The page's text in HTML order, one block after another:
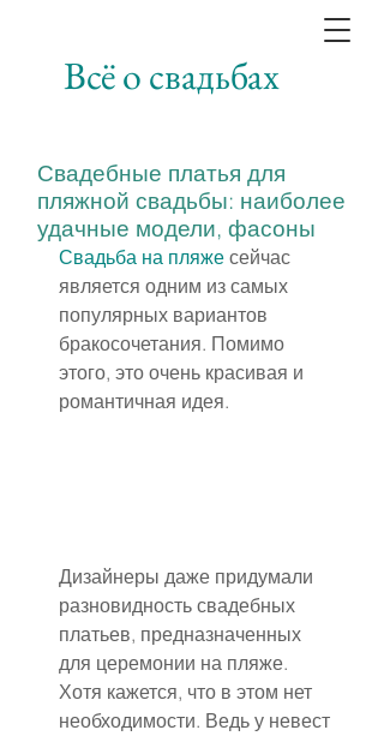
Всё о свадьбах
Свадебные платья для
пляжной свадьбы: наиболее
удачные модели, фасоны
Свадьба на пляже сейчас
является одним из самых
популярных вариантов
бракосочетания. Помимо
этого, это очень красивая и
романтичная идея.
Дизайнеры даже придумали
разновидность свадебных
платьев, предназначенных
для церемонии на пляже.
Хотя кажется, что в этом нет
необходимости. Ведь у невест